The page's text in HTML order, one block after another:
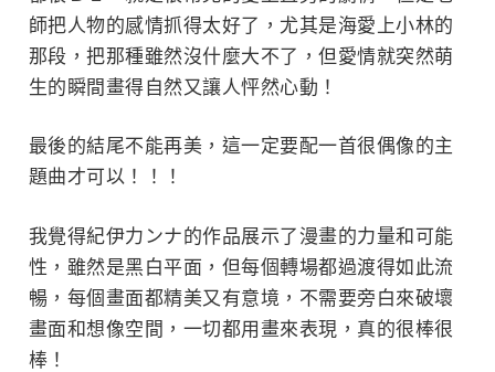
師把人物的感情抓得太好了，尤其是海愛上小林的
那段，把那種雖然沒什麼大不了，但愛情就突然萌
生的瞬間畫得自然又讓人怦然心動！
最後的結尾不能再美，這一定要配一首很偶像的主
題曲才可以！！！
我覺得紀伊力ンナ的作品展示了漫畫的力量和可能
性，雖然是黑白平面，但每個轉場都過渡得如此流
暢，每個畫面都精美又有意境，不需要旁白來破壞
畫面和想像空間，一切都用畫來表現，真的很棒很
棒！